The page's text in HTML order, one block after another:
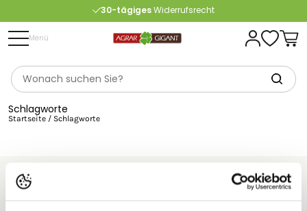
30-tägigesWiderrufsrecht
KostenloseBeratung
Menü
Schlagworte
Startseite / Schlagworte
Newsletter abonnieren